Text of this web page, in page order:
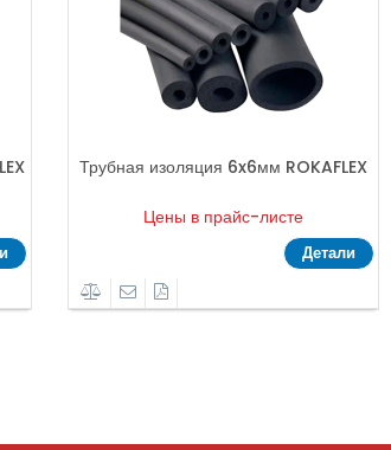
Трубная изоляция 6x6мм ROKAFLEX
Цены в прайс-листе
Детали